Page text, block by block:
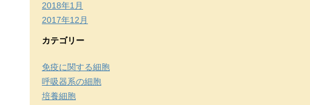
2018年1月
2017年12月
カテゴリー
免疫に関する細胞
呼吸器系の細胞
培養細胞